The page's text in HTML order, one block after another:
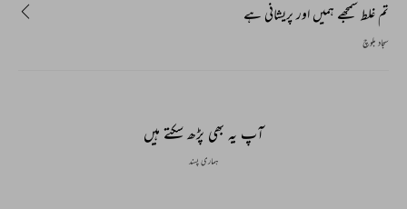
تم غلط سمجھے ہمیں اور پریشانی ہے
سجاد بلوچ
آپ یہ بھی پڑھ سکتے ہیں
ہماری پسند